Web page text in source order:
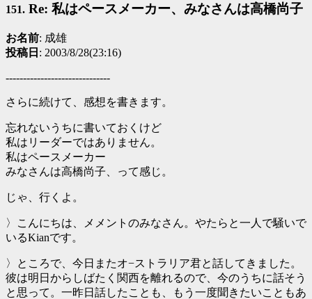
151. Re: 私はペースメーカー、みなさんは高橋尚子
お名前: 成雄
投稿日 : 2003/8/28(23:16)
------------------------------
さらに続けて、感想を書きます。
忘れないうちに書いておくけど
私はリーダーではありません。
私はペースメーカー
みなさんは高橋尚子、って感じ。
じゃ、行くよ。
〉こんにちは、メメントのみなさん。やたらと一人で騒いで
いるKianです。
〉ところで、今日またオ−ストラリア君と話してきました。
彼は明日からしばたく関西を離れるので、今のうちに話そう
と思って。一昨日話したことも、もう一度聞きたいこともあ